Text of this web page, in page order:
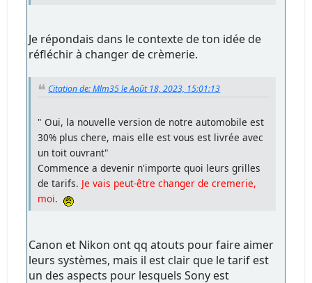
Je répondais dans le contexte de ton idée de
réfléchir à changer de crèmerie.
Citation de: Mlm35 le Août 18, 2023, 15:01:13
" Oui, la nouvelle version de notre automobile est
30% plus chere, mais elle est vous est livrée avec
un toit ouvrant"
Commence a devenir n'importe quoi leurs grilles
de tarifs. Je vais peut-être changer de cremerie,
moi.
Canon et Nikon ont qq atouts pour faire aimer
leurs systèmes, mais il est clair que le tarif est
un des aspects pour lesquels Sony est